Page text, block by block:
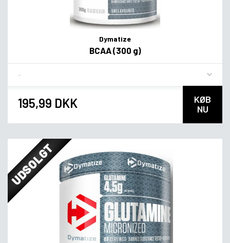
Dymatize
BCAA (300 g)
195,99 DKK
KØB
NU
UDSOLGT